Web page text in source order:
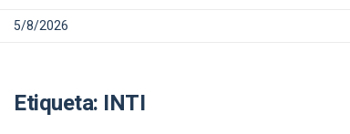
5/8/2026
Etiqueta: INTI